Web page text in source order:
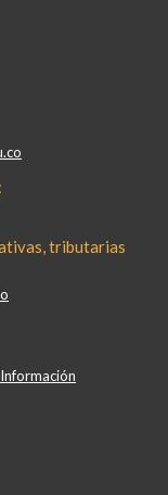
tributarias